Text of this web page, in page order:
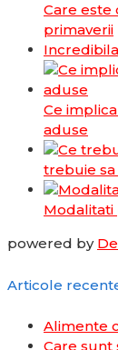
Care este
primaverii
Ce
aduse
trebuie sa
powered by
Articole
Alimente
Care sunt